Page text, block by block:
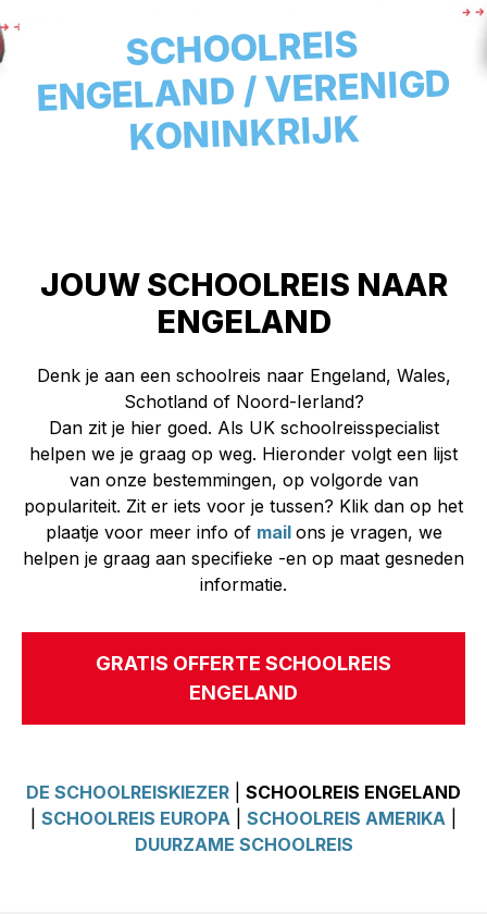
SCHOOLREIS
ENGELAND / VERENIGD
KONINKRIJK
JOUW SCHOOLREIS NAAR
ENGELAND
Denk je aan een schoolreis naar Engeland, Wales,
Schotland of Noord-Ierland?
Dan zit je hier goed. Als UK schoolreisspecialist
helpen we je graag op weg. Hieronder volgt een lijst
van onze bestemmingen, op volgorde van
populariteit. Zit er iets voor je tussen? Klik dan op het
plaatje voor meer info of mail ons je vragen, we
helpen je graag aan specifieke -en op maat gesneden
informatie.
GRATIS OFFERTE SCHOOLREIS
ENGELAND
DE SCHOOLREISKIEZER
SCHOOLREIS ENGELAND
SCHOOLREIS EUROPA SCHOOLREIS AMERIKA
DUURZAME SCHOOLREIS